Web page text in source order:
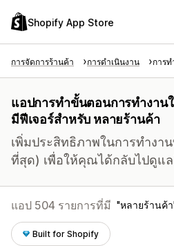
Shopify App Store
การจัดการร้านค้า การดำเนินงาน การ
แอปการทำขั้นตอนการทำงาน
มีฟีเจอร์สำหรับ หลายร้านค้า
เพิ่มประสิทธิภาพในการทำงา
ที่สุด) เพื่อให้คุณได้กลับไปดูแ
แอป 504 รายการที่มี หลายร้านค้า
Built for Shopify